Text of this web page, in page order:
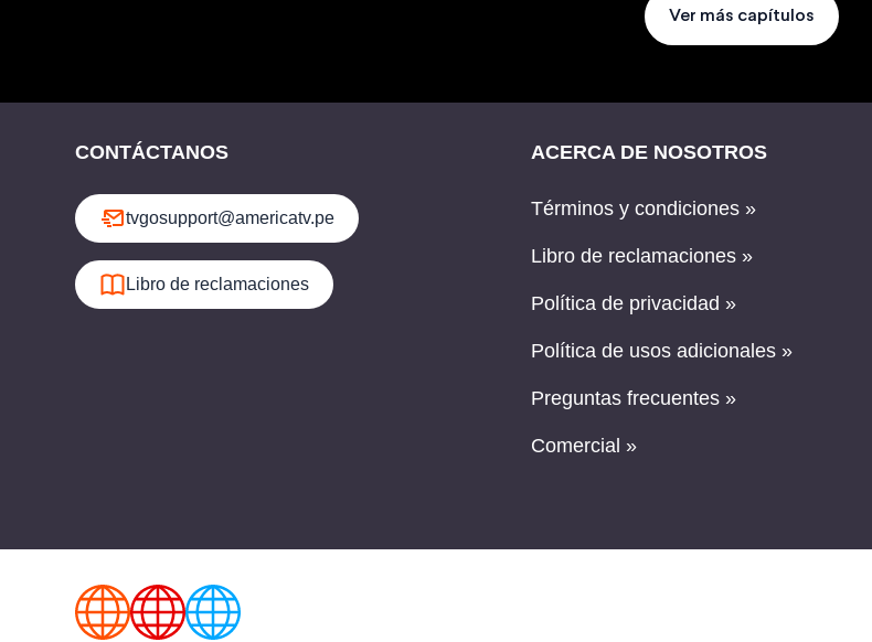
Ver más capítulos
CONTÁCTANOS
tvgosupport@americatv.pe
Libro de reclamaciones
ACERCA DE NOSOTROS
Términos y condiciones »
Libro de reclamaciones »
Política de privacidad »
Política de usos adicionales »
Preguntas frecuentes »
Comercial »